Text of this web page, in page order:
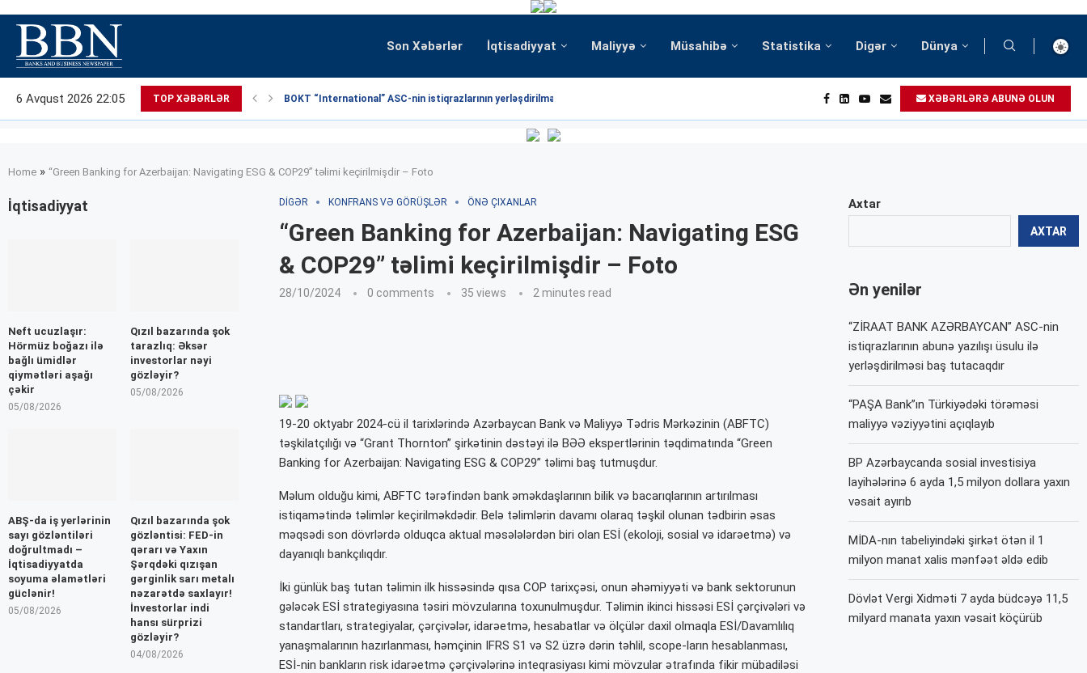
Son Xəbərlər İqtisadiyyat Maliyyə Müsahibə Statistika Digər Dünya
6 Avqust 2026 22:05 TOP XƏBƏRLƏR BOKT “International” ASC-nin istiqrazlarının yerləşdirilməsi üzrə hərrac yekunlaşmışdır XƏBƏRLƏRƏ ABUNƏ OLUN
Home » “Green Banking for Azerbaijan: Navigating ESG & COP29” təlimi keçirilmişdir – Foto
DIGƏR KONFRANS VƏ GÖRÜŞLƏR ÖNƏ ÇIXANLAR
“Green Banking for Azerbaijan: Navigating ESG
& COP29” təlimi keçirilmişdir – Foto
28/10/2024 0 comments 35 views 2 minutes read
19-20 oktyabr 2024-cü il tarixlərində Azərbaycan Bank və Maliyyə Tədris Mərkəzinin (ABFTC)
təşkilatçılığı və “Grant Thornton” şirkətinin dəstəyi ilə BƏƏ ekspertlərinin təqdimatında “Green
Banking for Azerbaijan: Navigating ESG & COP29” təlimi baş tutmuşdur.
Məlum olduğu kimi, ABFTC tərəfindən bank əməkdaşlarının bilik və bacarıqlarının artırılması
istiqamətində təlimlər keçirilməkdədir. Belə təlimlərin davamı olaraq təşkil olunan tədbirin əsas
məqsədi son dövrlərdə olduqca aktual məsələlərdən biri olan ESİ (ekoloji, sosial və idarəetmə) və
dayanıqlı bankçılıqdır.
İki günlük baş tutan təlimin ilk hissəsində qısa COP tarixçəsi, onun əhəmiyyəti və bank sektorunun
gələcək ESİ strategiyasına təsiri mövzularına toxunulmuşdur. Təlimin ikinci hissəsi ESİ çərçivələri və
standartları, strategiyalar, çərçivələr, idarəetmə, hesabatlar və ölçülər daxil olmaqla ESİ/Davamlılıq
yanaşmalarının hazırlanması, həmçinin IFRS S1 və S2 üzrə dərin təhlil, scope-ların hesablanması,
ESİ-nin bankların risk idarəetmə çərçivələrinə inteqrasiyası kimi mövzular ətrafında fikir mübadiləsi
Axtar
AXTAR
Ən yenilər
“ZİRAAT BANK AZƏRBAYCAN” ASC-nin
istiqrazlarının abunə yazılışı üsulu ilə
yerləşdirilməsi baş tutacaqdır
“PAŞA Bank”ın Türkiyədəki törəməsi
maliyyə vəziyyətini açıqlayıb
BP Azərbaycanda sosial investisiya
layihələrinə 6 ayda 1,5 milyon dollara yaxın
vəsait ayırıb
MİDA-nın tabeliyindəki şirkət ötən il 1
milyon manat xalis mənfəət əldə edib
Dövlət Vergi Xidməti 7 ayda büdcəyə 11,5
milyard manata yaxın vəsait köçürüb
İqtisadiyyat
Neft ucuzlaşır:
Hörmüz boğazı ilə
bağlı ümidlər
qiymətləri aşağı
çəkir
05/08/2026
Qızıl bazarında şok
tarazlıq: Əksər
investorlar nəyi
gözləyir?
05/08/2026
ABŞ-da iş yerlərinin
sayı gözləntiləri
doğrultmadı –
İqtisadiyyatda
soyuma əlamətləri
güclənir!
05/08/2026
Qızıl bazarında şok
gözləntisi: FED-in
qərarı və Yaxın
Şərqdəki qızışan
gərginlik sarı metalı
nəzarətdə saxlayır!
İnvestorlar indi
hansı sürprizi
gözləyir?
04/08/2026